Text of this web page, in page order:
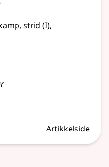
, strid (1
I),
Artikkelside